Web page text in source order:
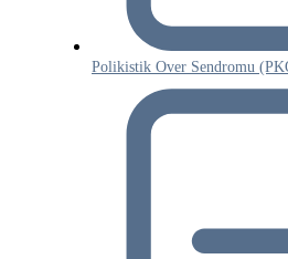
Polikistik Over Sendromu